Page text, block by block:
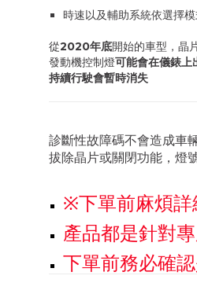
時速以及輔助系統依選擇
從2020年底開始的車型，晶
發動機控制燈可能會在儀錶上
持續行駛會暫時消失
診斷性故障碼不會造成車
拔除晶片或關閉功能，燈
※下單前麻煩詳
產品都是針對
下單前務必確